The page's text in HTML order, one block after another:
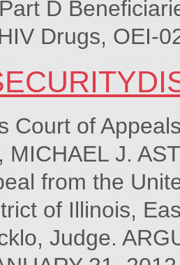
D
Drugs, OEI-
Court of
MICHAEL J.
from the
of Illinois,
Judge.